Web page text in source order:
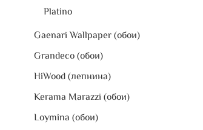
Platino
Gaenari Wallpaper (обои)
Grandeco (обои)
HiWood (лепнина)
Kerama Marazzi (обои)
Loymina (обои)